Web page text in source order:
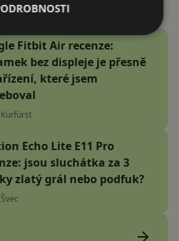
Fitbit Air recenze:
bez displeje je přesně
které jsem
Echo Lite E11 Pro
jsou sluchátka za 3
zlatý grál nebo podfuk?